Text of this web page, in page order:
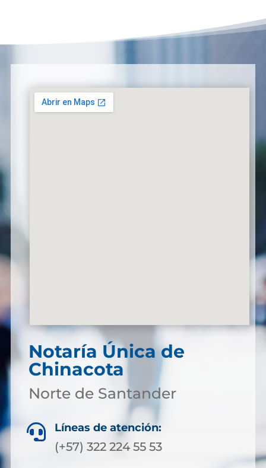
Notaría Única de
Chinacota
Norte de Santander
 Líneas de atención:
(+57) 322 224 55 53